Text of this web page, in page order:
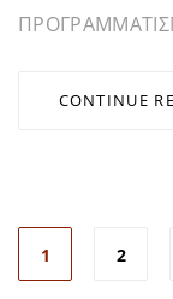
CONTINUE
1 2